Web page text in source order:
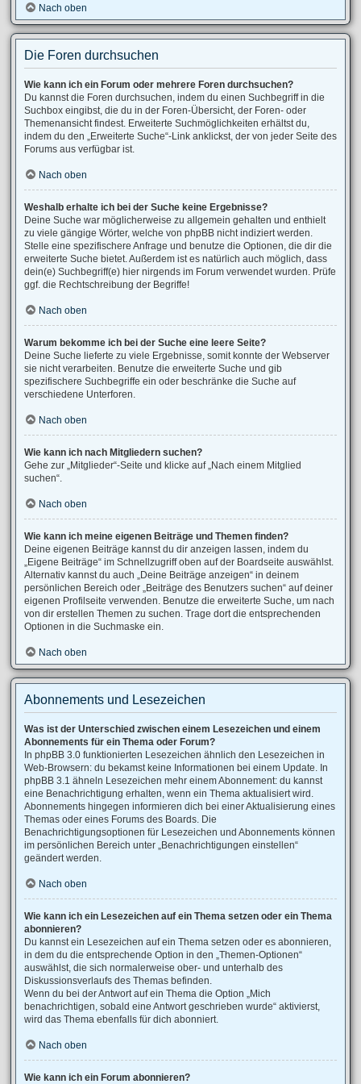
Nach oben
Die Foren durchsuchen
Wie kann ich ein Forum oder mehrere Foren durchsuchen?
Du kannst die Foren durchsuchen, indem du einen Suchbegriff in die
Suchbox eingibst, die du in der Foren-Übersicht, der Foren- oder
Themenansicht findest. Erweiterte Suchmöglichkeiten erhältst du,
indem du den „Erweiterte Suche“-Link anklickst, der von jeder Seite des
Forums aus verfügbar ist.
Nach oben
Weshalb erhalte ich bei der Suche keine Ergebnisse?
Deine Suche war möglicherweise zu allgemein gehalten und enthielt
zu viele gängige Wörter, welche von phpBB nicht indiziert werden.
Stelle eine spezifischere Anfrage und benutze die Optionen, die dir die
erweiterte Suche bietet. Außerdem ist es natürlich auch möglich, dass
dein(e) Suchbegriff(e) hier nirgends im Forum verwendet wurden. Prüfe
ggf. die Rechtschreibung der Begriffe!
Nach oben
Warum bekomme ich bei der Suche eine leere Seite?
Deine Suche lieferte zu viele Ergebnisse, somit konnte der Webserver
sie nicht verarbeiten. Benutze die erweiterte Suche und gib
spezifischere Suchbegriffe ein oder beschränke die Suche auf
verschiedene Unterforen.
Nach oben
Wie kann ich nach Mitgliedern suchen?
Gehe zur „Mitglieder“-Seite und klicke auf „Nach einem Mitglied
suchen“.
Nach oben
Wie kann ich meine eigenen Beiträge und Themen finden?
Deine eigenen Beiträge kannst du dir anzeigen lassen, indem du
„Eigene Beiträge“ im Schnellzugriff oben auf der Boardseite auswählst.
Alternativ kannst du auch „Deine Beiträge anzeigen“ in deinem
persönlichen Bereich oder „Beiträge des Benutzers suchen“ auf deiner
eigenen Profilseite verwenden. Benutze die erweiterte Suche, um nach
von dir erstellen Themen zu suchen. Trage dort die entsprechenden
Optionen in die Suchmaske ein.
Nach oben
Abonnements und Lesezeichen
Was ist der Unterschied zwischen einem Lesezeichen und einem
Abonnements für ein Thema oder Forum?
In phpBB 3.0 funktionierten Lesezeichen ähnlich den Lesezeichen in
Web-Browsern: du bekamst keine Informationen bei einem Update. In
phpBB 3.1 ähneln Lesezeichen mehr einem Abonnement: du kannst
eine Benachrichtigung erhalten, wenn ein Thema aktualisiert wird.
Abonnements hingegen informieren dich bei einer Aktualisierung eines
Themas oder eines Forums des Boards. Die
Benachrichtigungsoptionen für Lesezeichen und Abonnements können
im persönlichen Bereich unter „Benachrichtigungen einstellen“
geändert werden.
Nach oben
Wie kann ich ein Lesezeichen auf ein Thema setzen oder ein Thema
abonnieren?
Du kannst ein Lesezeichen auf ein Thema setzen oder es abonnieren,
in dem du die entsprechende Option in den „Themen-Optionen“
auswählst, die sich normalerweise ober- und unterhalb des
Diskussionsverlaufs des Themas befinden.
Wenn du bei der Antwort auf ein Thema die Option „Mich
benachrichtigen, sobald eine Antwort geschrieben wurde“ aktivierst,
wird das Thema ebenfalls für dich abonniert.
Nach oben
Wie kann ich ein Forum abonnieren?